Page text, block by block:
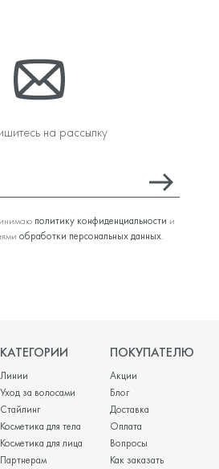
на рассылку
политику конфиденциальности и
обработки персональных данных.
КАТЕГОРИИ
Линии
Уход за волосами
Стайлинг
Косметика для тела
Косметика для лица
Партнерам
ПОКУПАТЕЛЮ
Акции
Блог
Доставка
Оплата
Вопросы
Как заказать